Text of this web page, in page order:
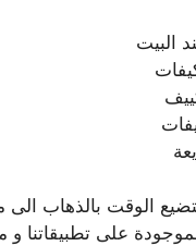
البيت
الوقت بالذهاب الى
الموجودة على